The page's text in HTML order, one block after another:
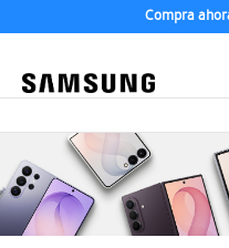
Compra